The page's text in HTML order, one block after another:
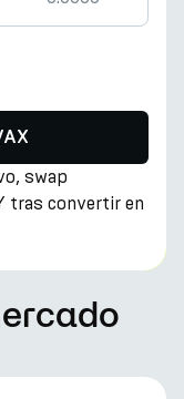
swap
tras convertir en